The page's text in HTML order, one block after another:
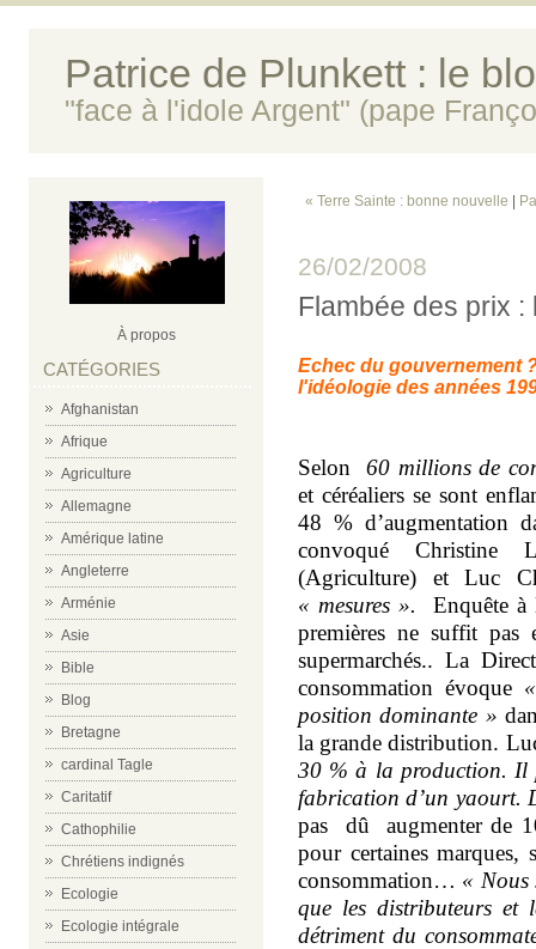
Patrice de Plunkett : le
"face à l'idole Argent" (pape
À propos
CATÉGORIES
Afghanistan
Afrique
Agriculture
Allemagne
Amérique latine
Angleterre
Arménie
Asie
Bible
Blog
Bretagne
cardinal Tagle
Caritatif
Cathophilie
Chrétiens indignés
Ecologie
Ecologie intégrale
« Terre Sainte : bonne nouvelle
26/02/2008
Flambée des prix
Echec du gouvernement
l'idéologie des années
Selon60 millions de
et céréaliers se sont
48 % d’augmentation
convoqué Christine
(Agriculture) et Luc
« mesures ». Enquête à
premières ne suffit
supermarchés.. La
consommation évoque
position dominante »
la grande distribution.
30 % à la production. Il
fabrication d’un yaourt.
pas dû augmenter de
pour certaines marques,
consommation… « Nous
que les distributeurs et
détriment du